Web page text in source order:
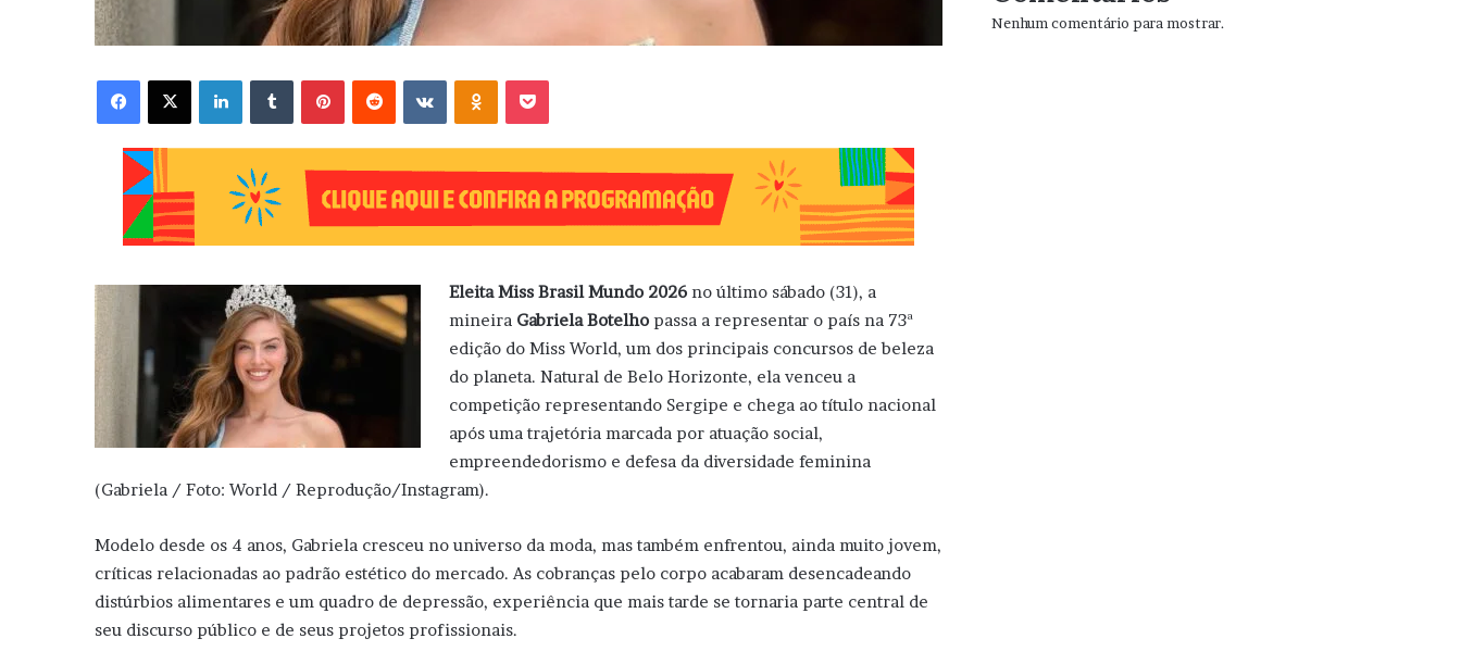
Facebook X Linkedin VK OK
Eleita Miss Brasil Mundo 2026 no último sábado (31), a
mineira Gabriela Botelho passa a representar o país na 73ª
edição do Miss World, um dos principais concursos de beleza
do planeta. Natural de Belo Horizonte, ela venceu a
competição representando Sergipe e chega ao título nacional
após uma trajetória marcada por atuação social,
empreendedorismo e defesa da diversidade feminina
(Gabriela / Foto: World / Reprodução/Instagram).
Modelo desde os 4 anos, Gabriela cresceu no universo da moda, mas também enfrentou, ainda muito jovem,
críticas relacionadas ao padrão estético do mercado. As cobranças pelo corpo acabaram desencadeando
distúrbios alimentares e um quadro de depressão, experiência que mais tarde se tornaria parte central de
seu discurso público e de seus projetos profissionais.
Nenhum comentário para mostrar.